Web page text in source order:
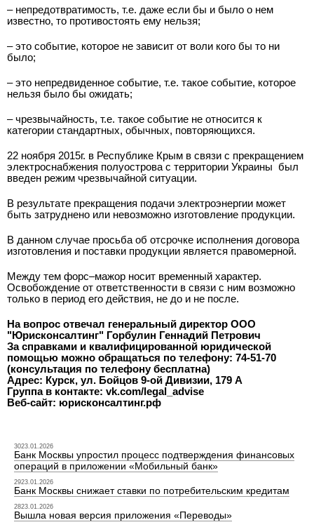
– непредотвратимость, т.е. даже если бы и было о нем
известно, то противостоять ему нельзя;
– это событие, которое не зависит от воли кого бы то ни
было;
– это непредвиденное событие, т.е. такое событие, которое
нельзя было бы ожидать;
– чрезвычайность, т.е. такое событие не относится к
категории стандартных, обычных, повторяющихся.
22 ноября 2015г. в Республике Крым в связи с прекращением
электроснабжения полуострова с территории Украины был
введен режим чрезвычайной ситуации.
В результате прекращения подачи электроэнергии может
быть затруднено или невозможно изготовление продукции.
В данном случае просьба об отсрочке исполнения договора
изготовления и поставки продукции является правомерной.
Между тем форс–мажор носит временный характер.
Освобождение от ответственности в связи с ним возможно
только в период его действия, не до и не после.
На вопрос отвечал генеральный директор ООО
"Юрисконсалтинг" Горбулин Геннадий Петрович
За справками и квалифицированной юридической
помощью можно обращаться по телефону: 74-51-70
(консультация по телефону бесплатна)
Адрес: Курск, ул. Бойцов 9-ой Дивизии, 179 А
Группа в контакте: vk.com/legal_advise
Веб-сайт: юрисконсалтинг.рф
3023.01.2026
Банк Москвы упростил процесс подтверждения финансовых
операций в приложении «Мобильный банк»
2923.01.2026
Банк Москвы снижает ставки по потребительским кредитам
2823.01.2026
Вышла новая версия приложения «Переводы»